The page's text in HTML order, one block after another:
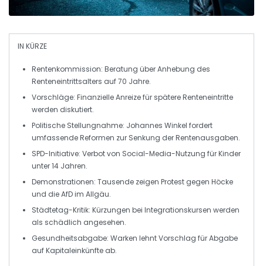
IN KÜRZE
Rentenkommission: Beratung über Anhebung des
Renteneintrittsalters auf70 Jahre.
Vorschläge: Finanzielle Anreize für spätere Renteneintritte
werden diskutiert.
Politische Stellungnahme: Johannes Winkel fordert
umfassende Reformen zur Senkung der Rentenausgaben.
SPD-Initiative: Verbot von Social-Media-Nutzung für Kinder
unter14 Jahren.
Demonstrationen: Tausende zeigen Protest gegen Höcke
und dieAfDim Allgäu.
Städtetag-Kritik: Kürzungen bei Integrationskursen werden
als schädlich angesehen.
Gesundheitsabgabe: Warken lehnt Vorschlag für Abgabe
aufKapitaleinkünfte ab.